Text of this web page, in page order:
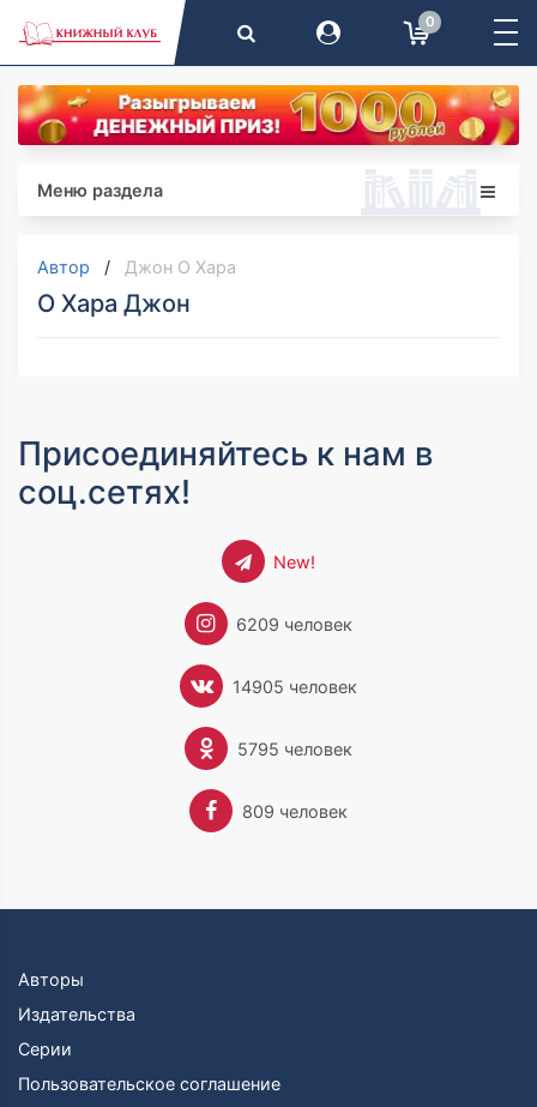
0
Меню раздела
Автор Джон О Хара
О Хара Джон
Присоединяйтесь к нам в
соц.сетях!
New!
6209 человек
14905 человек
5795 человек
809 человек
Авторы
Издательства
Серии
Пользовательское соглашение